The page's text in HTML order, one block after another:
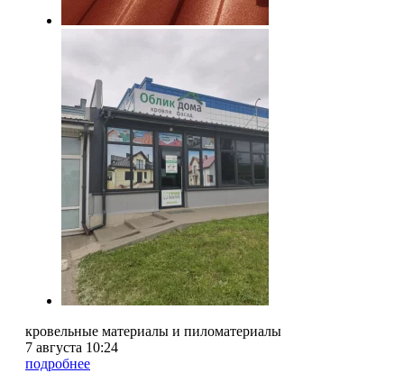
кровельные материалы и пиломатериалы
7 августа 10:24
подробнее